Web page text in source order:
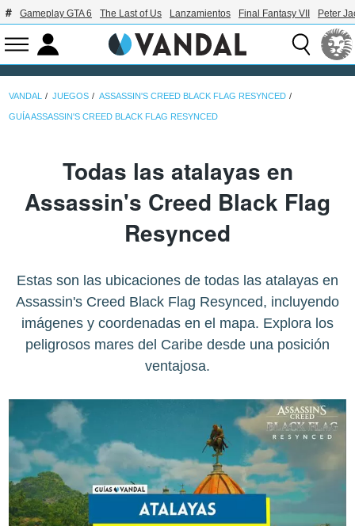
Gameplay GTA 6 The Last of Us Lanzamientos Final Fantasy VII Peter
VANDAL JUEGOS ASSASSIN'S CREED BLACK FLAG RESYNCED
GUÍA ASSASSIN'S CREED BLACK FLAG RESYNCED
Todas las atalayas en
Assassin's Creed Black Flag
Resynced
Estas son las ubicaciones de todas las atalayas en
Assassin's Creed Black Flag Resynced, incluyendo
imágenes y coordenadas en el mapa. Explora los
peligrosos mares del Caribe desde una posición
ventajosa.